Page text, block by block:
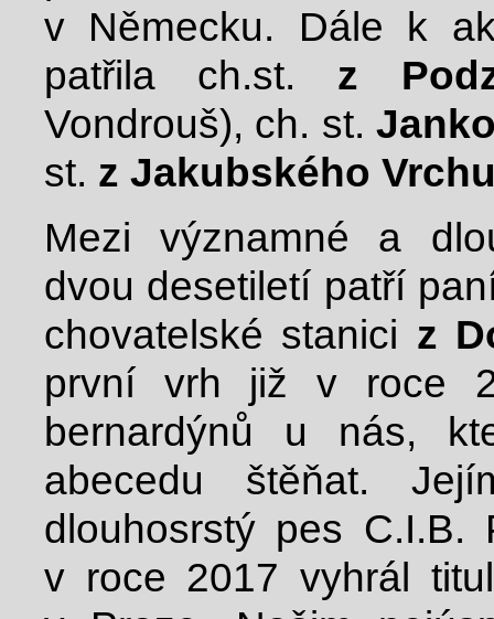
v Německu. Dále k
patřila ch.st. z
Vondrouš), ch. st.
st. z Jakubského
Mezi významné a
dvou desetiletí patří
chovatelské stanici z
první vrh již v roce
bernardýnů u nás,
abecedu štěňat.
dlouhosrstý pes C.I.B.
v roce 2017 vyhrál